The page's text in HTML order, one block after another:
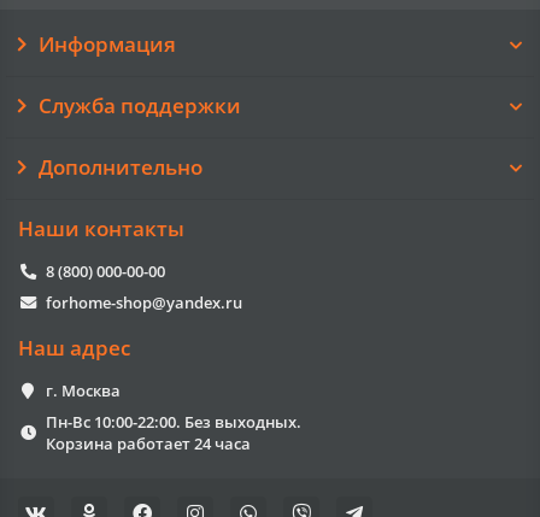
Информация
Служба поддержки
Дополнительно
Наши контакты
8 (800) 000-00-00
forhome-shop@yandex.ru
Наш адрес
г. Москва
Пн-Вс 10:00-22:00. Без выходных.
Корзина работает 24 часа